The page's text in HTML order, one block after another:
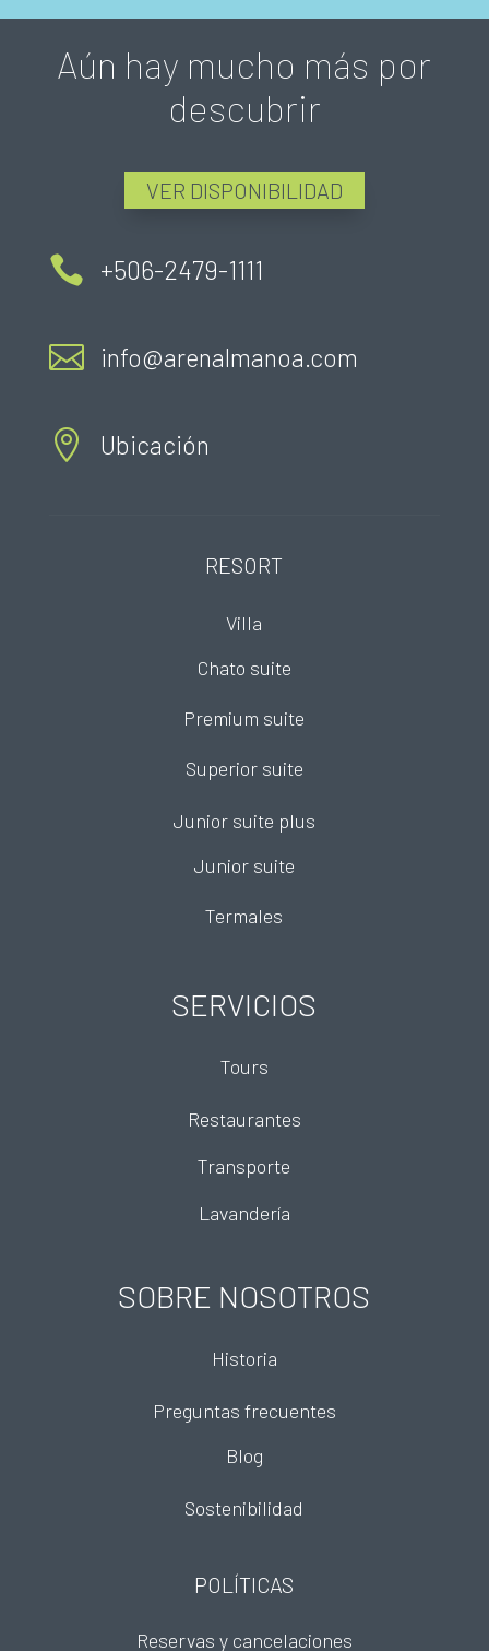
Aún hay mucho más por
descubrir
VER DISPONIBILIDAD
 +506-2479-1111
 info@arenalmanoa.com
 Ubicación
RESORT
Villa
Chato suite
Premium suite
Superior suite
Junior suite plus
Junior suite
Termales
SERVICIOS
Tours
Restaurantes
Transporte
Lavandería
SOBRE NOSOTROS
Historia
Preguntas frecuentes
Blog
Sostenibilidad
POLÍTICAS
Reservas y cancelaciones